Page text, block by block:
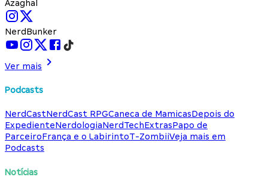
Azaghal
NerdBunker
Ver mais
Podcasts
NerdCastNerdCast RPGCaneca de MamicasDepois do
ExpedienteNerdologiaNerdTechExtrasPapo de
ParceiroFrança e o LabirintoT-ZombiiVeja mais em
Podcasts
Notícias